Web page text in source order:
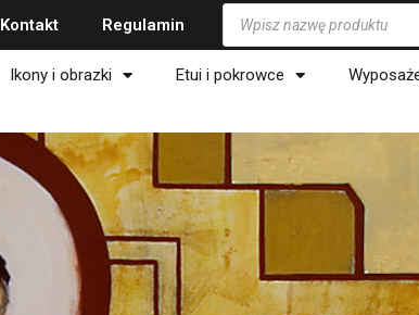
Kontakt Regulamin
Wyszukiwarka
produktów
Ikony i obrazki Etui i pokrowce